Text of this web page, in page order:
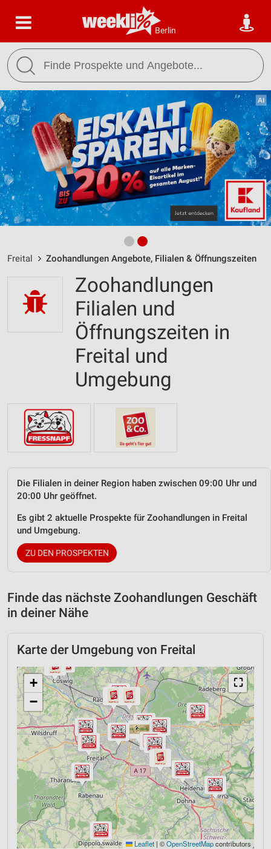
Berlin
Freital Zoohandlungen Angebote, Filialen & Öffnungszeiten
Zoohandlungen
Filialen und
Öffnungszeiten in
Freital und
Umgebung
Die Filialen in deiner Region haben zwischen 09:00 Uhr und
20:00 Uhr geöffnet.
Es gibt 2 aktuelle Prospekte für Zoohandlungen in Freital
und Umgebung.
ZU DEN PROSPEKTEN
Finde das nächste Zoohandlungen Geschäft
in deiner Nähe
Karte der Umgebung von Freital
⛶
+
−
Leaflet | ©OpenStreetMapcontributors